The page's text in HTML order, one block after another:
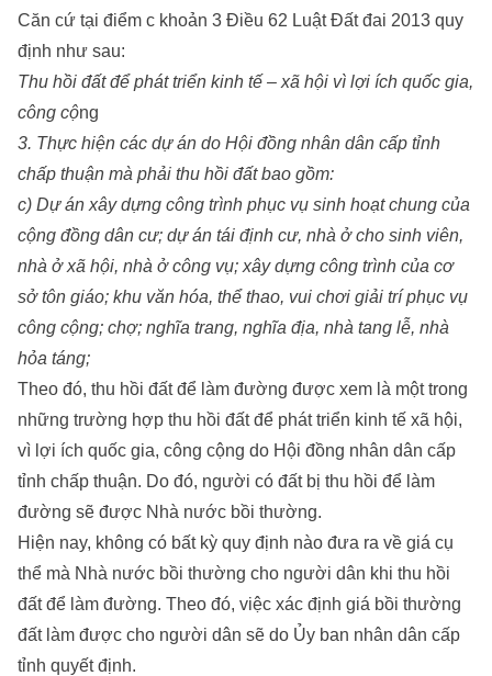
Căn cứ tại điểm c khoản 3 Điều 62 Luật Đất đai 2013 quy
định như sau:
Thu hồi đất để phát triển kinh tế – xã hội vì lợi ích quốc gia,
công cộng
3. Thực hiện các dự án do Hội đồng nhân dân cấp tỉnh
chấp thuận mà phải thu hồi đất bao gồm:
c) Dự án xây dựng công trình phục vụ sinh hoạt chung của
cộng đồng dân cư; dự án tái định cư, nhà ở cho sinh viên,
nhà ở xã hội, nhà ở công vụ; xây dựng công trình của cơ
sở tôn giáo; khu văn hóa, thể thao, vui chơi giải trí phục vụ
công cộng; chợ; nghĩa trang, nghĩa địa, nhà tang lễ, nhà
hỏa táng;
Theo đó, thu hồi đất để làm đường được xem là một trong
những trường hợp thu hồi đất để phát triển kinh tế xã hội,
vì lợi ích quốc gia, công cộng do Hội đồng nhân dân cấp
tỉnh chấp thuận. Do đó, người có đất bị thu hồi để làm
đường sẽ được Nhà nước bồi thường.
Hiện nay, không có bất kỳ quy định nào đưa ra về giá cụ
thể mà Nhà nước bồi thường cho người dân khi thu hồi
đất để làm đường. Theo đó, việc xác định giá bồi thường
đất làm được cho người dân sẽ do Ủy ban nhân dân cấp
tỉnh quyết định.